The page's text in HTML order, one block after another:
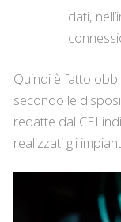
dati,
Quindi è fatto
secondo le
redatte dal CEI
realizzati gli